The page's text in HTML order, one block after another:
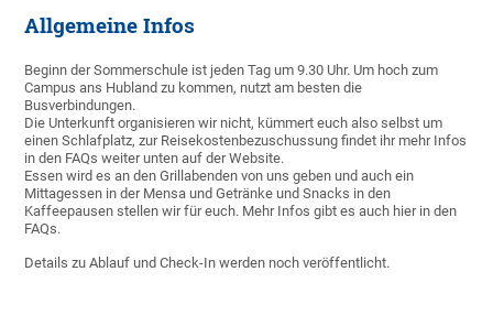
Allgemeine Infos
Beginn der Sommerschule ist jeden Tag um 9.30 Uhr. Um hoch zum
Campus ans Hubland zu kommen, nutzt am besten die
Busverbindungen.
Die Unterkunft organisieren wir nicht, kümmert euch also selbst um
einen Schlafplatz, zur Reisekostenbezuschussung findet ihr mehr Infos
in den FAQs weiter unten auf der Website.
Essen wird es an den Grillabenden von uns geben und auch ein
Mittagessen in der Mensa und Getränke und Snacks in den
Kaffeepausen stellen wir für euch. Mehr Infos gibt es auch hier in den
FAQs.
Details zu Ablauf und Check-In werden noch veröffentlicht.